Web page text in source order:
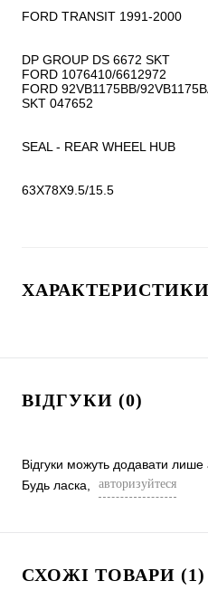
FORD TRANSIT 1991-2000
DP GROUP DS 6672 SKT
FORD 1076410/6612972
FORD 92VB1175BB/
SKT 047652
SEAL - REAR WHEEL HUB
63X78X9.5/15.5
ХАРАКТЕРИСТИКИ
ВІДГУКИ (0)
Відгуки можуть додавати лише
Будь ласка,
авторизуйтеся
СХОЖІ ТОВАРИ (1)